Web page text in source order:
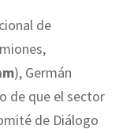
de
), Germán
de que el sector
de Diálogo